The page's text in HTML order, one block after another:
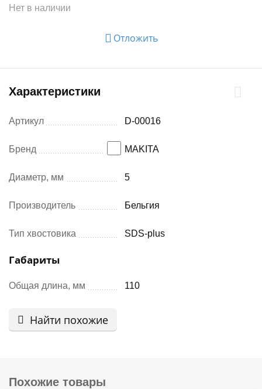
Нет в наличии
Отложить
Характеристики
Артикул D-00016
Бренд MAKITA
Диаметр, мм 5
Производитель Бельгия
Тип хвостовика SDS-plus
Габариты
Общая длина, мм 110
Найти похожие
Похожие товары